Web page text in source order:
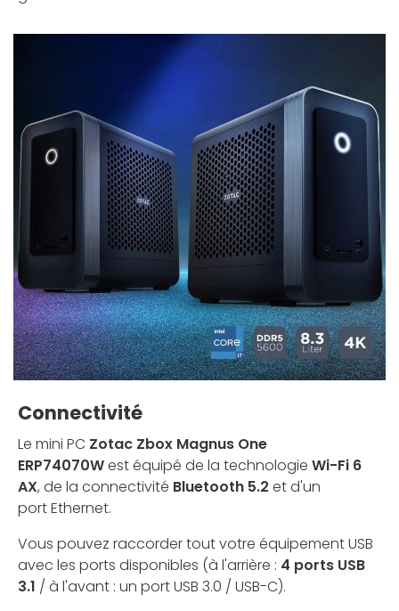
Connectivité
Le mini PC Zotac Zbox Magnus One
ERP74070West équipé de la technologie Wi-Fi 6
AX, de la connectivité Bluetooth 5.2 et d'un
port Ethernet.
Vous pouvez raccorder tout votre équipement USB
avec les ports disponibles (à l'arrière : 4 ports USB
3.1 / à l'avant : un port USB 3.0 / USB-C).